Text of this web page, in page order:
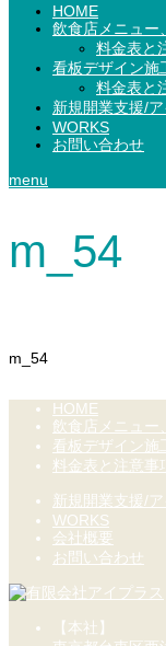
HOME
飲食店メニュー
料金表と
看板デザイン施
料金表と
新規開業支援/
WORKS
お問い合わせ
menu
m_54
m_54
HOME
飲食店メニュー
看板デザイン施
料金表と注意事
新規開業支援/
WORKS
会社概要
お問い合わせ
【本社】